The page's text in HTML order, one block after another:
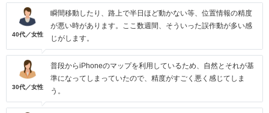
40代／女性
瞬間移動したり、路上で半日ほど動かない等、位置情報の精度
が悪い時があります。ここ数週間、そういった誤作動が多い感
じがします。
30代／女性
普段からiPhoneのマップを利用しているため、自然とそれが基
準になってしまっていたので、精度がすごく悪く感じてしま
う。